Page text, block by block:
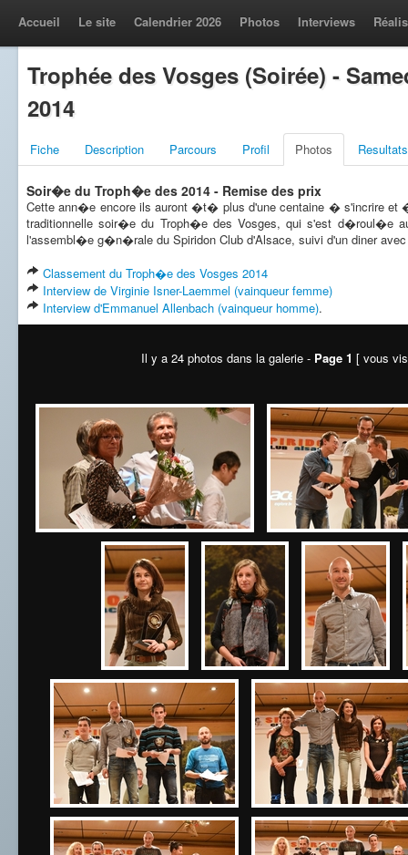
Accueil Le site Calendrier 2026 Photos Interviews
Trophée des Vosges (Soirée) -
2014
Fiche Description Parcours Profil Photos Resultats
Soir�e du Troph�e des 2014 - Remise des prix
Cette ann�e encore ils auront �t� plus d'une centaine � s'incrire
traditionnelle soir�e du Troph�e des Vosges, qui s'est d�roul�e
l'assembl�e g�n�rale du Spiridon Club d'Alsace, suivi d'un diner
Classement du Troph�e des Vosges 2014
Interview de Virginie Isner-Laemmel (vainqueur femme)
Interview d'Emmanuel Allenbach (vainqueur homme).
Il y a 24 photos dans la galerie - Page 1 [ vous